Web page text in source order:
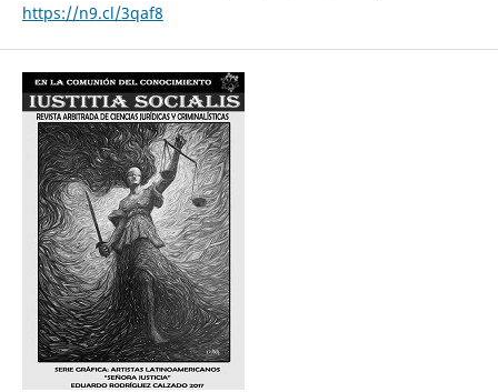
https://n9.cl/3qaf8